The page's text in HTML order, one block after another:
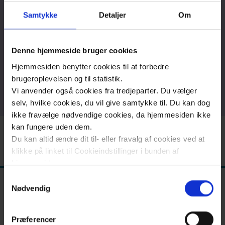
Samtykke Detaljer Om
Denne hjemmeside bruger cookies
Hjemmesiden benytter cookies til at forbedre
brugeroplevelsen og til statistik.
Vi anvender også cookies fra tredjeparter. Du vælger
selv, hvilke cookies, du vil give samtykke til. Du kan dog
ikke fravælge nødvendige cookies, da hjemmesiden ikke
kan fungere uden dem.
Du kan altid ændre dit til- eller fravalg af cookies ved at
klikke på linket til Cookieindstillinger i bunden af
hjemmesiden.
Læs mere om brugen af cookies på vores hjemmeside
Læs mere om vores behandling af personoplysninger
her.
Nødvendig
Præferencer
Om
afdelingen
Forskning
og
projekter
Region
Sjælland
Nyheder
Fagfolk
os
LMV - Laboratoriemedicinsk Vejledning